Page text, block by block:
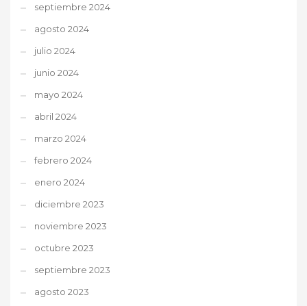
septiembre 2024
agosto 2024
julio 2024
junio 2024
mayo 2024
abril 2024
marzo 2024
febrero 2024
enero 2024
diciembre 2023
noviembre 2023
octubre 2023
septiembre 2023
agosto 2023